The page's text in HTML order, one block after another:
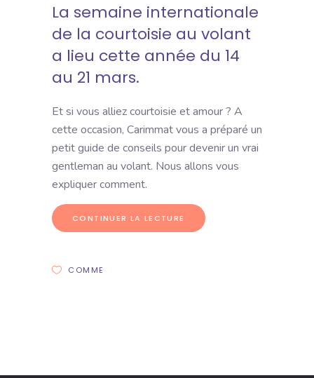
La semaine internationale
de la courtoisie au volant
a lieu cette année du 14
au 21 mars.
Et si vous alliez courtoisie et amour ? A
cette occasion, Carimmat vous a préparé un
petit guide de conseils pour devenir un vrai
gentleman au volant. Nous allons vous
expliquer comment.
CONTINUER LA LECTURE
COMME